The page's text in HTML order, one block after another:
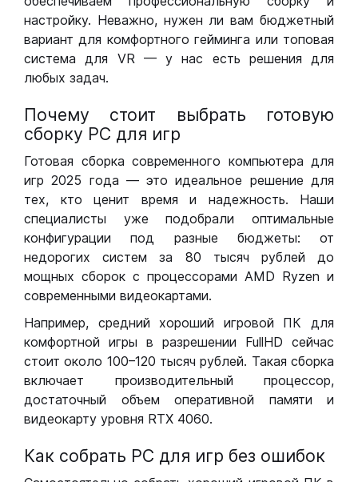
настройку. Неважно, нужен ли вам бюджетный
вариант для комфортного гейминга или топовая
система для VR — у нас есть решения для
любых задач.
Почему стоит выбрать готовую
сборку РС для игр
Готовая сборка современного компьютера для
игр 2025 года — это идеальное решение для
тех, кто ценит время и надежность. Наши
специалисты уже подобрали оптимальные
конфигурации под разные бюджеты: от
недорогих систем за 80 тысяч рублей до
мощных сборок с процессорами AMD Ryzen и
современными видеокартами.
Например, средний хороший игровой ПК для
комфортной игры в разрешении FullHD сейчас
стоит около 100–120 тысяч рублей. Такая сборка
включает производительный процессор,
достаточный объем оперативной памяти и
видеокарту уровня RTX 4060.
Как собрать РС для игр без ошибок